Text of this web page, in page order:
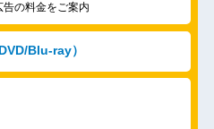
の料金をご案内
Blu-ray）